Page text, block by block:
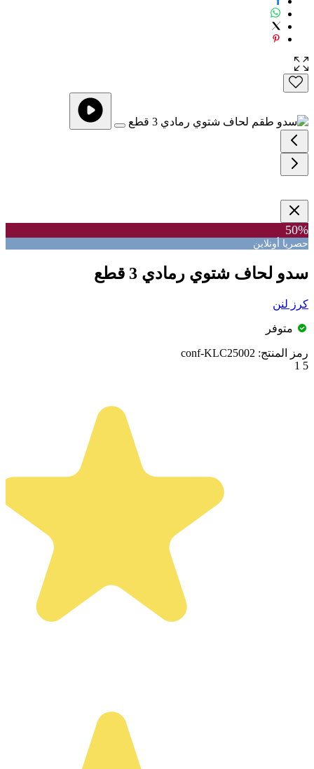
50%
حصريا أونلاين
سدو لحاف شتوي رمادي 3 قطع
كرز لنن
متوفر
رمز المنتج: conf-KLC25002
5
1